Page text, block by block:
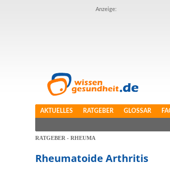
Anzeige:
AKTUELLES RATGEBER GLOSSAR
RATGEBER - RHEUMA
Rheumatoide Arthritis